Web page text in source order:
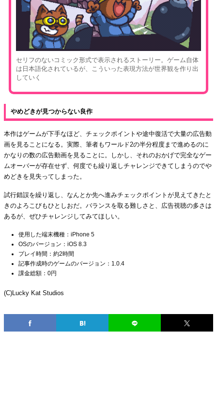
セリフのないコミック形式で表示されるストーリー。ゲーム自体
は日本語化されているが、こういった表現方法が世界観を作り出
していく
やめどきが見つからない良作
本作はゲームが下手なほど、チェックポイントや途中復活で大量の広告動
画を見ることになる。実際、筆者もワールド2の半分程度まで進めるのに
かなりの数の広告動画を見ることに。しかし、それのおかげで完全なゲー
ムオーバーが存在せず、何度でも繰り返しチャレンジできてしまうのでや
めどきを見失ってしまった。
試行錯誤を繰り返し、なんとか先へ進みチェックポイントが見えてきたと
きのよろこびもひとしおだ。バランスを取る難しさと、広告視聴の多さは
あるが、ぜひチャレンジしてみてほしい。
使用した端末機種：iPhone 5
OSのバージョン：iOS 8.3
プレイ時間：約2時間
記事作成時のゲームのバージョン：1.0.4
課金総額：0円
(C)Lucky Kat Studios